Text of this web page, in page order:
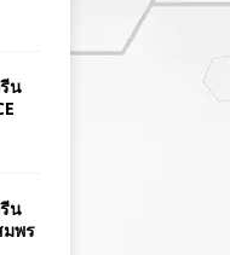
น
น
มพร